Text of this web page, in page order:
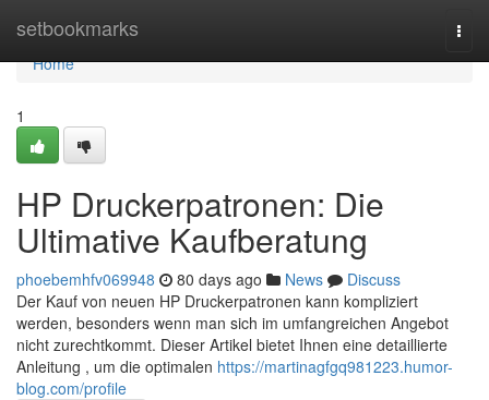
setbookmarks
Home
Home
1
HP Druckerpatronen: Die
Ultimative Kaufberatung
phoebemhfv069948 80 days ago News
Discuss
Der Kauf von neuen HP Druckerpatronen kann kompliziert
werden, besonders wenn man sich im umfangreichen Angebot
nicht zurechtkommt. Dieser Artikel bietet Ihnen eine detaillierte
Anleitung , um die optimalen https://martinagfgq981223.humor-
blog.com/profile